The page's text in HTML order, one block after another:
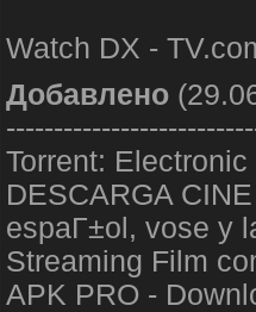
Watch DX -
Добавлено
Torrent:
DESCARGA
espaГ±ol, vose y
Streaming Film
APK PRO -